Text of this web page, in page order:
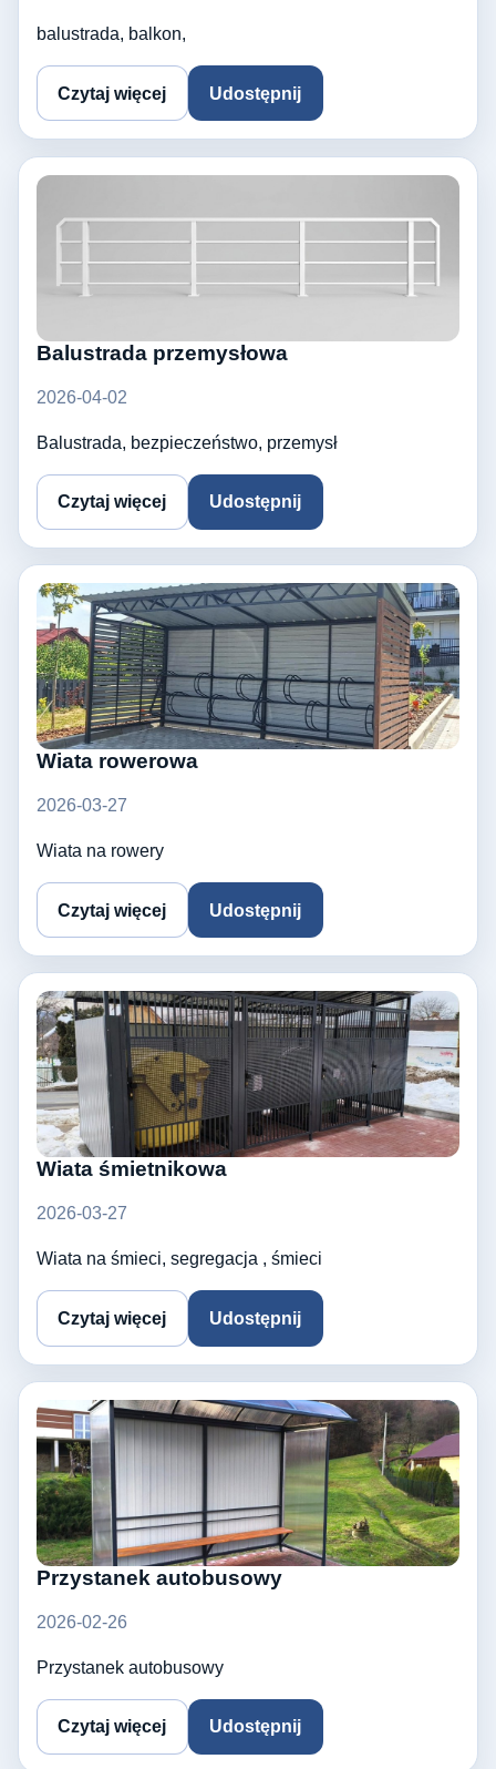
balustrada, balkon,
Czytaj więcej Udostępnij
Balustrada przemysłowa
2026-04-02
Balustrada, bezpieczeństwo, przemysł
Czytaj więcej Udostępnij
Wiata rowerowa
2026-03-27
Wiata na rowery
Czytaj więcej Udostępnij
Wiata śmietnikowa
2026-03-27
Wiata na śmieci, segregacja , śmieci
Czytaj więcej Udostępnij
Przystanek autobusowy
2026-02-26
Przystanek autobusowy
Czytaj więcej Udostępnij